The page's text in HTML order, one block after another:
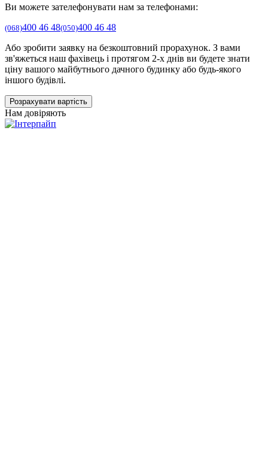
Ви можете зателефонувати нам за телефонами:
(068)400 46 48(050)400 46 48
Або зробити заявку на безкоштовний прорахунок. З вами
зв'яжеться наш фахівець і протягом 2-х днів ви будете знати
ціну вашого майбутнього дачного будинку або будь-якого
іншого будівлі.
Розрахувати вартість
Нам довіряють